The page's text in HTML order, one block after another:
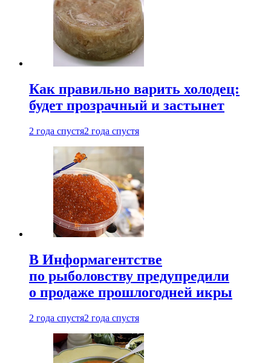
Как правильно варить холодец:
будет прозрачный и застынет
2 года спустя2 года спустя
В Информагентстве
по рыболовству предупредили
о продаже прошлогодней икры
2 года спустя2 года спустя